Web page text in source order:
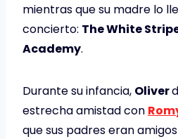
mientras que su madre lo
concierto: The White
Academy.
Durante su infancia, Oliver
estrecha amistad con
que sus padres eran